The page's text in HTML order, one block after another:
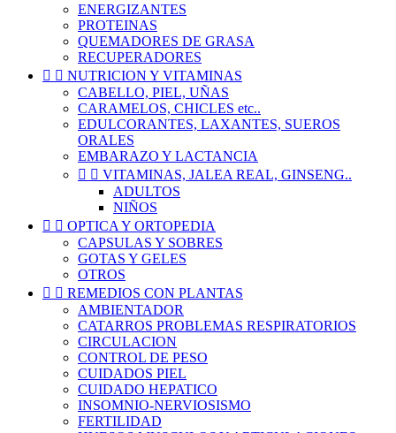
ENERGIZANTES
PROTEINAS
QUEMADORES DE GRASA
RECUPERADORES
  NUTRICION Y VITAMINAS
CABELLO, PIEL, UÑAS
CARAMELOS, CHICLES etc..
EDULCORANTES, LAXANTES, SUEROS
ORALES
EMBARAZO Y LACTANCIA
  VITAMINAS, JALEA REAL, GINSENG..
ADULTOS
NIÑOS
  OPTICA Y ORTOPEDIA
CAPSULAS Y SOBRES
GOTAS Y GELES
OTROS
  REMEDIOS CON PLANTAS
AMBIENTADOR
CATARROS PROBLEMAS RESPIRATORIOS
CIRCULACION
CONTROL DE PESO
CUIDADOS PIEL
CUIDADO HEPATICO
INSOMNIO-NERVIOSISMO
FERTILIDAD